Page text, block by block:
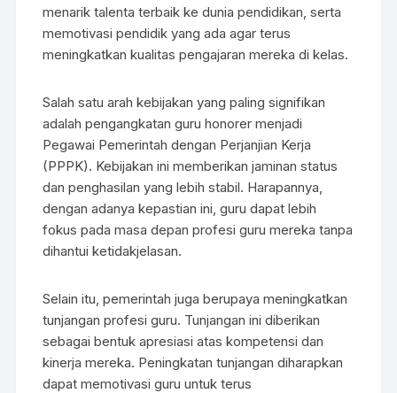
menarik talenta terbaik ke dunia pendidikan, serta
memotivasi pendidik yang ada agar terus
meningkatkan kualitas pengajaran mereka di kelas.
Salah satu arah kebijakan yang paling signifikan
adalah pengangkatan guru honorer menjadi
Pegawai Pemerintah dengan Perjanjian Kerja
(PPPK). Kebijakan ini memberikan jaminan status
dan penghasilan yang lebih stabil. Harapannya,
dengan adanya kepastian ini, guru dapat lebih
fokus pada masa depan profesi guru mereka tanpa
dihantui ketidakjelasan.
Selain itu, pemerintah juga berupaya meningkatkan
tunjangan profesi guru. Tunjangan ini diberikan
sebagai bentuk apresiasi atas kompetensi dan
kinerja mereka. Peningkatan tunjangan diharapkan
dapat memotivasi guru untuk terus